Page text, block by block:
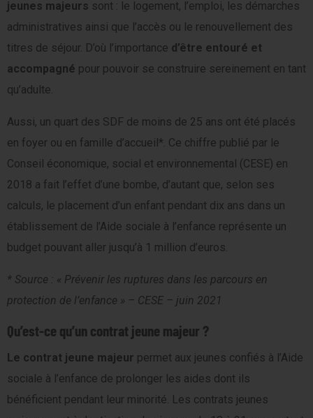
jeunes majeurs sont : le logement, l’emploi, les démarches
administratives ainsi que l’accès ou le renouvellement des
titres de séjour. D’où l’importance d’être entouré et
accompagné pour pouvoir se construire sereinement en tant
qu’adulte.
Aussi, un quart des SDF de moins de 25 ans ont été placés
en foyer ou en famille d’accueil*. Ce chiffre publié par le
Conseil économique, social et environnemental (CESE) en
2018 a fait l’effet d’une bombe, d’autant que, selon ses
calculs, le placement d’un enfant pendant dix ans dans un
établissement de l’Aide sociale à l’enfance représente un
budget pouvant aller jusqu’à 1 million d’euros.
* Source : « Prévenir les ruptures dans les parcours en
protection de l’enfance » – CESE – juin 2021
Qu’est-ce qu’un contrat jeune majeur ?
Le contrat jeune majeur permet aux jeunes confiés à l’Aide
sociale à l’enfance de prolonger les aides dont ils
bénéficient pendant leur minorité. Les contrats jeunes